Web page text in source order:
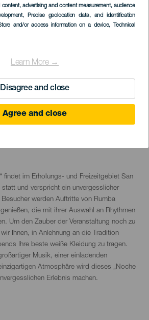
content, advertising and content measurement, audience
, Precise geolocation data, and identification
and/or access information on a device, Technical
Learn More →
Disagree and close
Agree and close
findet im Erholungs- und Freizeitgebiet San
und verspricht ein unvergesslicher
werden Auftritte von Rumba
die mit ihrer Auswahl an Rhythmen
Um den Zauber der Veranstaltung noch zu
Ihnen, in Anlehnung an die Tradition
Ihre beste weiße Kleidung zu tragen.
Musik, einer einladenden
Atmosphäre wird dieses „Noche
Erlebnis machen.